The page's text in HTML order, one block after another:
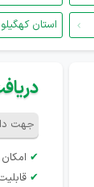
استان
جهت
✔
✔